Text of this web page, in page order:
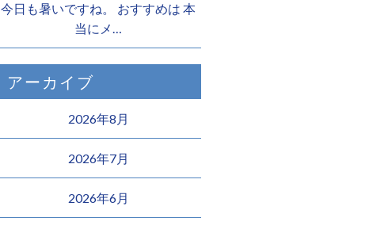
今日も暑いですね。 おすすめは 本
当にメ…
アーカイブ
2026年8月
2026年7月
2026年6月